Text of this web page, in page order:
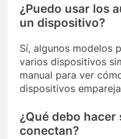
¿Puedo usar los
un dispositivo?
Sí, algunos modelos
varios dispositivos
manual para ver
dispositivos
¿Qué debo
conectan?